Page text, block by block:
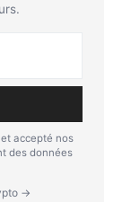
accepté nos
des données
→